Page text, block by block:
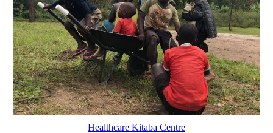
Healthcare Kitaba Centre